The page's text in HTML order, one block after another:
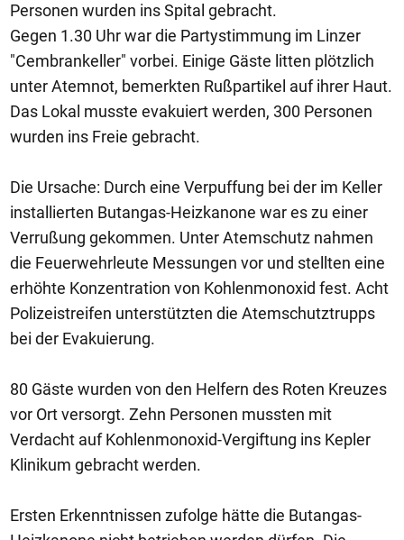
Personen wurden ins Spital gebracht.
Gegen 1.30 Uhr war die Partystimmung im Linzer
"Cembrankeller" vorbei. Einige Gäste litten plötzlich
unter Atemnot, bemerkten Rußpartikel auf ihrer Haut.
Das Lokal musste evakuiert werden, 300 Personen
wurden ins Freie gebracht.
Die Ursache: Durch eine Verpuffung bei der im Keller
installierten Butangas-Heizkanone war es zu einer
Verrußung gekommen. Unter Atemschutz nahmen
die Feuerwehrleute Messungen vor und stellten eine
erhöhte Konzentration von Kohlenmonoxid fest. Acht
Polizeistreifen unterstützten die Atemschutztrupps
bei der Evakuierung.
80 Gäste wurden von den Helfern des Roten Kreuzes
vor Ort versorgt. Zehn Personen mussten mit
Verdacht auf Kohlenmonoxid-Vergiftung ins Kepler
Klinikum gebracht werden.
Ersten Erkenntnissen zufolge hätte die Butangas-